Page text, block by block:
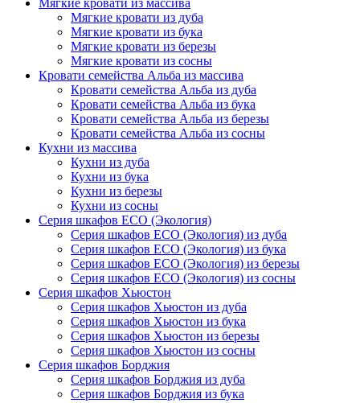
Мягкие кровати из массива
Мягкие кровати из дуба
Мягкие кровати из бука
Мягкие кровати из березы
Мягкие кровати из сосны
Кровати семейства Альба из массива
Кровати семейства Альба из дуба
Кровати семейства Альба из бука
Кровати семейства Альба из березы
Кровати семейства Альба из сосны
Кухни из массива
Кухни из дуба
Кухни из бука
Кухни из березы
Кухни из сосны
Серия шкафов ECO (Экология)
Серия шкафов ECO (Экология) из дуба
Серия шкафов ECO (Экология) из бука
Серия шкафов ECO (Экология) из березы
Серия шкафов ECO (Экология) из сосны
Серия шкафов Хьюстон
Серия шкафов Хьюстон из дуба
Серия шкафов Хьюстон из бука
Серия шкафов Хьюстон из березы
Серия шкафов Хьюстон из сосны
Серия шкафов Борджия
Серия шкафов Борджия из дуба
Серия шкафов Борджия из бука